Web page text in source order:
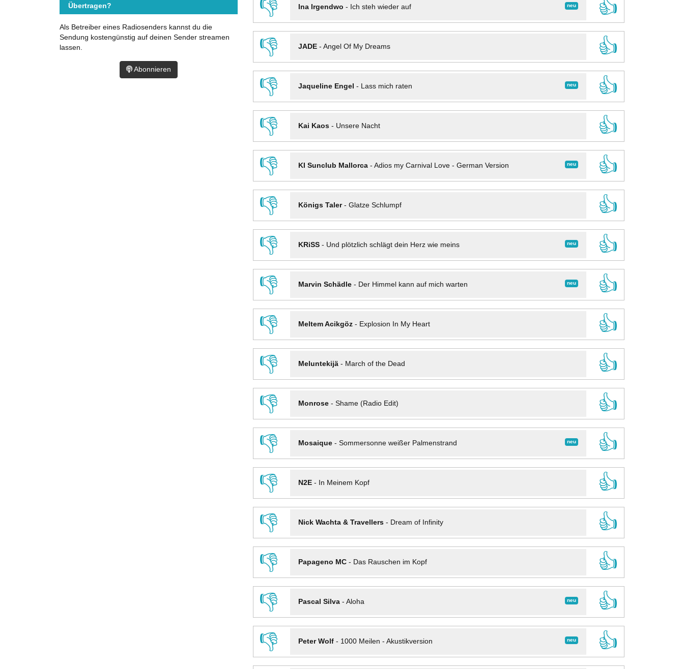
👎
neu
Ina Irgendwo - Ich steh wieder auf
👍
👎
JADE- Angel Of My Dreams
👍
👎
neu
Jaqueline Engel - Lass mich raten
👍
👎
Kai Kaos- Unsere Nacht
👍
👎
neu
KI Sunclub Mallorca- Adios my Carnival Love - German Version
👍
👎
Königs Taler- Glatze Schlumpf
👍
👎
neu
KRiSS- Und plötzlich schlägt dein Herz wie meins
👍
👎
neu
Marvin Schädle- Der Himmel kann auf mich warten
👍
👎
Meltem Acikgöz- Explosion In My Heart
👍
👎
Meluntekijä- March of the Dead
👍
👎
Monrose- Shame (Radio Edit)
👍
👎
neu
Mosaique- Sommersonne weißer Palmenstrand
👍
👎
N2E- In Meinem Kopf
👍
👎
Nick Wachta & Travellers- Dream of Infinity
👍
👎
Papageno MC- Das Rauschen im Kopf
👍
👎
neu
Pascal Silva- Aloha
👍
👎
neu
Peter Wolf- 1000 Meilen - Akustikversion
👍
Übertragen?
Als Betreiber eines Radiosenders kannst du die
Sendung kostengünstig auf deinen Sender streamen
lassen.
Abonnieren